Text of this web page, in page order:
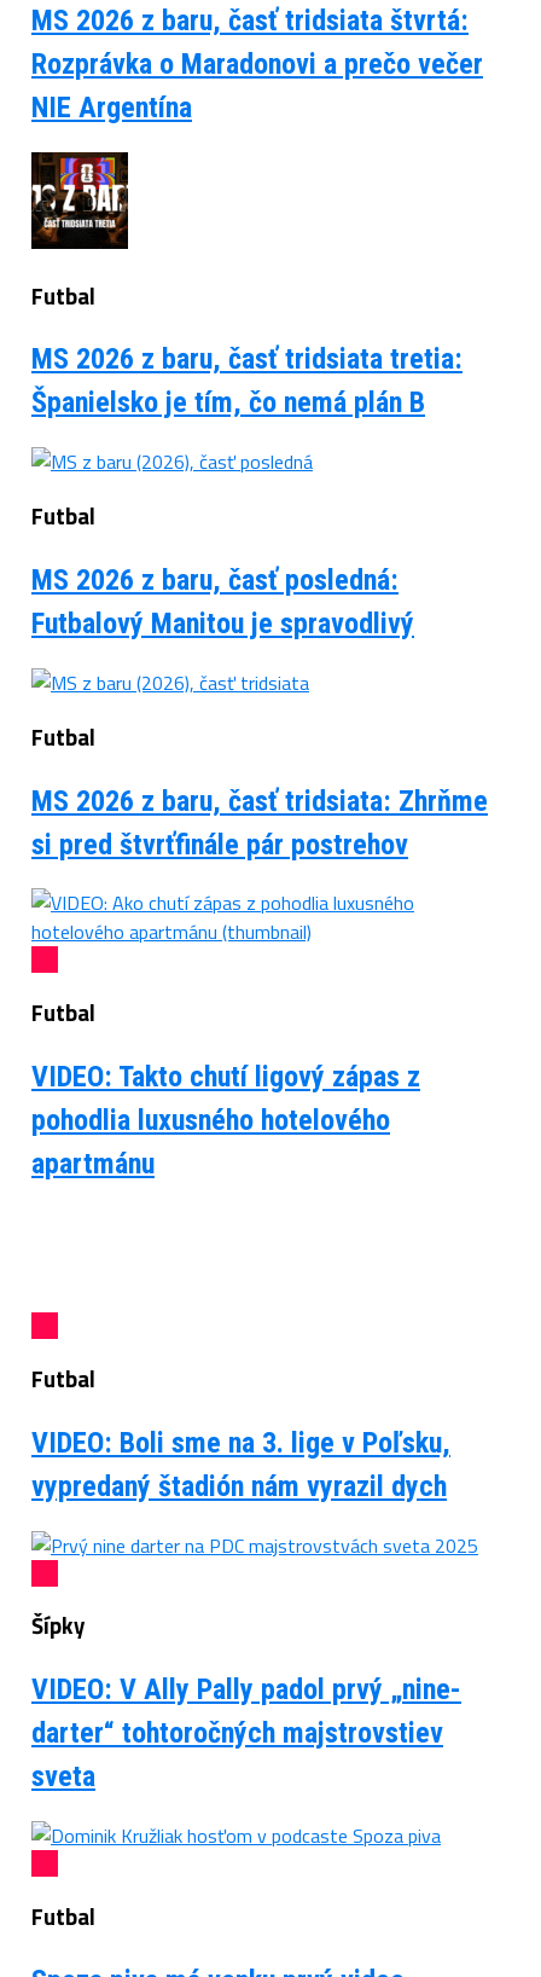
MS 2026 z baru, časť tridsiata štvrtá:
Rozprávka o Maradonovi a prečo večer
NIE Argentína
Futbal
MS 2026 z baru, časť tridsiata tretia:
Španielsko je tím, čo nemá plán B
Futbal
MS 2026 z baru, časť posledná:
Futbalový Manitou je spravodlivý
Futbal
MS 2026 z baru, časť tridsiata: Zhrňme
si pred štvrťfinále pár postrehov
Futbal
VIDEO: Takto chutí ligový zápas z
pohodlia luxusného hotelového
apartmánu
Futbal
VIDEO: Boli sme na 3. lige v Poľsku,
vypredaný štadión nám vyrazil dych
Šípky
VIDEO: V Ally Pally padol prvý „nine-
darter“ tohtoročných majstrovstiev
sveta
Futbal